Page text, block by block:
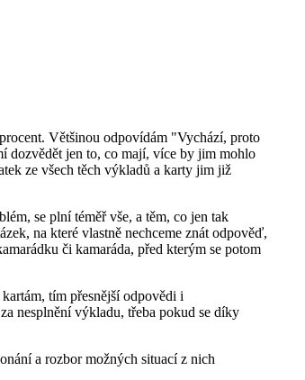
Většinou odpovídám "Vychází, proto
dozvědět jen to, co mají, více by jim mohlo
ze všech těch výkladů a karty jim již
se plní téměř vše, a těm, co jen tak
na které vlastně nechceme znát odpověď,
či kamaráda, před kterým se potom
tím přesnější odpovědi i
nesplnění výkladu, třeba pokud se díky
a rozbor možných situací z nich